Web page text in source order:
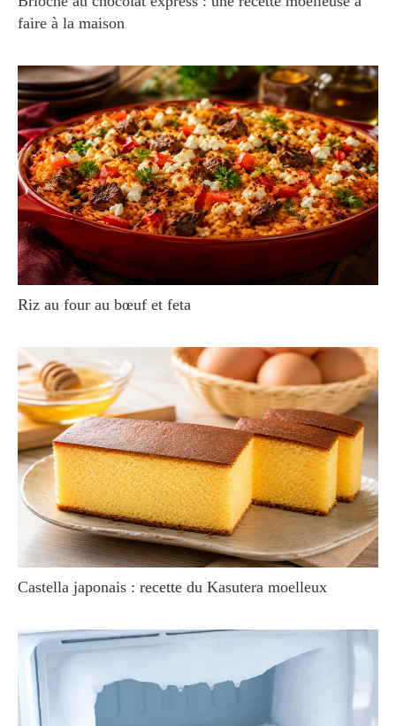
faire à la maison
Riz au four au bœuf et feta
Castella japonais : recette du Kasutera moelleux